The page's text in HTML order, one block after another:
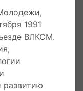
1977 году в
коммунизма
1991
ВЛКСМ.